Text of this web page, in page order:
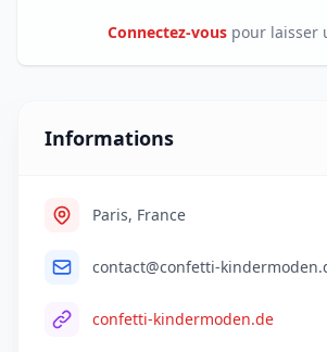
Connectez-vous pour laisser
Informations
Paris, France
contact@confetti-
confetti-kindermoden.de